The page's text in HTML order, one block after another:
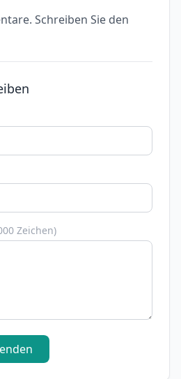
Schreiben Sie den
Zeichen)